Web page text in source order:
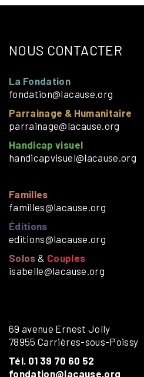
NOUS CONTACTER
La Fondation
fondation@lacause.org
Parrainage & Humanitaire
parrainage@lacause.org
Handicap visuel
handicapvisuel@lacause.org
Familles
familles@lacause.org
Éditions
editions@lacause.org
Solos & Couples
isabelle@lacause.org
69 avenue Ernest Jolly
78955 Carrières-sous-Poissy
Tél. 01 39 70 60 52
fondation@lacause.org